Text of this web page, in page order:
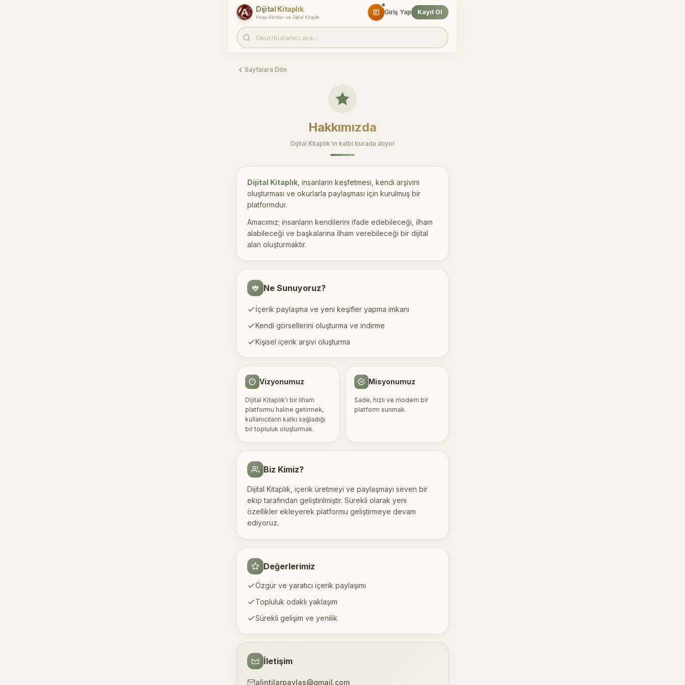
Dijital Kitaplık
Kitap Alıntıları ve Dijital Kitaplık
Giriş Yap Kayıt Ol
Sayfalara Dön
Hakkımızda
Dijital Kitaplık'ın kalbi burada atıyor
Dijital Kitaplık , insanların keşfetmesi, kendi arşivini
oluşturması ve okurlarla paylaşması için kurulmuş bir
platformdur.
Amacımız; insanların kendilerini ifade edebileceği, ilham
alabileceği ve başkalarına ilham verebileceği bir dijital
alan oluşturmaktır.
Ne Sunuyoruz?
İçerik paylaşma ve yeni keşifler yapma imkanı
Kendi görsellerini oluşturma ve indirme
Kişisel içerik arşivi oluşturma
Vizyonumuz
Dijital Kitaplık'ı bir ilham
platformu haline getirmek,
kullanıcıların katkı sağladığı
bir topluluk oluşturmak.
Misyonumuz
Sade, hızlı ve modern bir
platform sunmak.
Biz Kimiz?
Dijital Kitaplık, içerik üretmeyi ve paylaşmayı seven bir
ekip tarafından geliştirilmiştir. Sürekli olarak yeni
özellikler ekleyerek platformu geliştirmeye devam
ediyoruz.
Değerlerimiz
Özgür ve yaratıcı içerik paylaşımı
Topluluk odaklı yaklaşım
Sürekli gelişim ve yenilik
İletişim
alintilarpaylas@gmail.com